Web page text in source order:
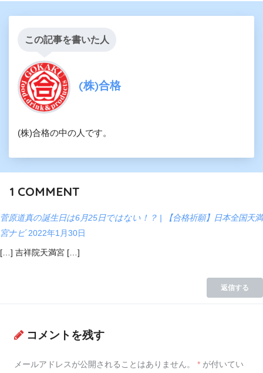
この記事を書いた人
(株)合格
(株)合格の中の人です。
1 COMMENT
菅原道真の誕生日は6月25日ではない！？ | 【合格祈願】日本全国天満
宮ナビ 2022年1月30日
[…] 吉祥院天満宮 […]
返信する
コメントを残す
メールアドレスが公開されることはありません。 * が付いてい